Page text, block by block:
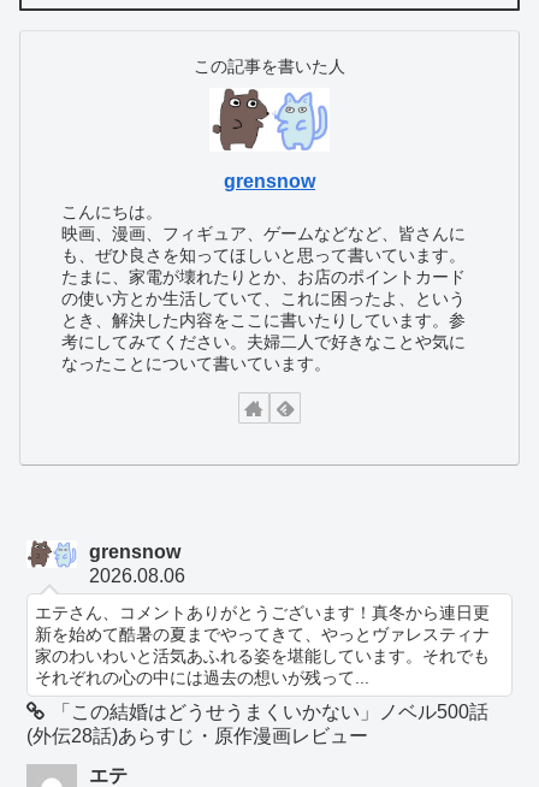
この記事を書いた人
grensnow
こんにちは。
映画、漫画、フィギュア、ゲームなどなど、皆さんに
も、ぜひ良さを知ってほしいと思って書いています。
たまに、家電が壊れたりとか、お店のポイントカード
の使い方とか生活していて、これに困ったよ、という
とき、解決した内容をここに書いたりしています。参
考にしてみてください。夫婦二人で好きなことや気に
なったことについて書いています。
grensnow
2026.08.06
エテさん、コメントありがとうございます！真冬から連日更
新を始めて酷暑の夏までやってきて、やっとヴァレスティナ
家のわいわいと活気あふれる姿を堪能しています。それでも
それぞれの心の中には過去の想いが残って...
「この結婚はどうせうまくいかない」ノベル500話
(外伝28話)あらすじ・原作漫画レビュー
エテ